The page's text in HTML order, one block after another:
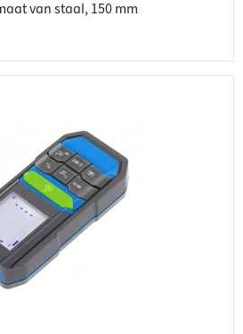
van staal, 150 mm